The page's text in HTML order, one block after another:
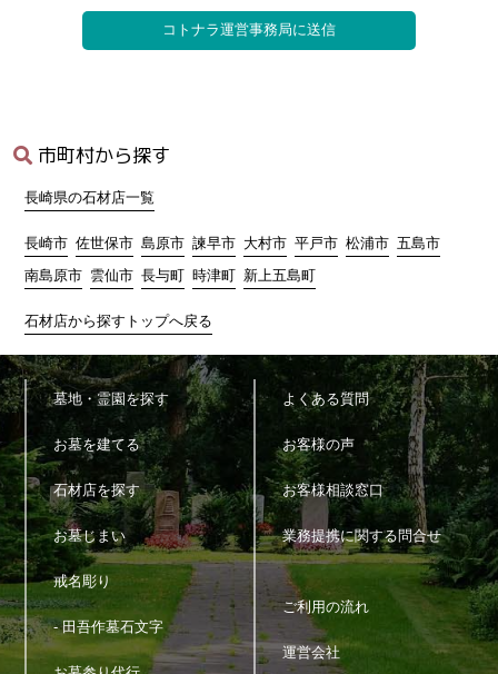
利用者へ本サービスを行うために必要な範囲内で、本サービス
の業務委託先への提供のため
本サービスに関連するサポートのため
5)
各種サービスの企画・開発や満足度向上等を目的としたアンケ
ート調査等の実施のため
6) 商品・サービス等の各種連絡・ダイレクトメール・メールマガ
ジン・お知らせ等の配信・送付のため
お問い合わせ、ご相談に対応するため
8) 広告の表示のため
9)
その他、上記利用目的に付随する目的のため
4.個人情報の利用
当サイトが取得した個人情報は、取得の際に示した利用目的もし
くは、それと合理的な関連性のある範囲内で、業務の遂行上必要
な限りにおいて利用します。
5.個人情報の第三者提供
当サイトは、法令に定める場合を除き、個人情報を事前に本人の
同意を得ることなく第三者に提供しません。
6.個人情報の管理
当サイトは、個人情報の正確性および最新性を保ち、安全に管理
するとともに個人情報の紛失・改ざん・漏えいなどを防止するた
め、必要かつ適正な情報セキュリティー対策を実現します。
市町村から探す
長崎県の石材店一覧
長崎市 佐世保市 島原市 諫早市 大村市 平戸市 松浦市 五島市
南島原市 雲仙市 長与町 時津町 新上五島町
石材店から探すトップへ戻る
墓地・霊園を探す
お墓を建てる
石材店を探す
お墓じまい
戒名彫り
- 田吾作墓石文字
よくある質問
お客様の声
お客様相談窓口
業務提携に関する問合せ
ご利用の流れ
運営会社